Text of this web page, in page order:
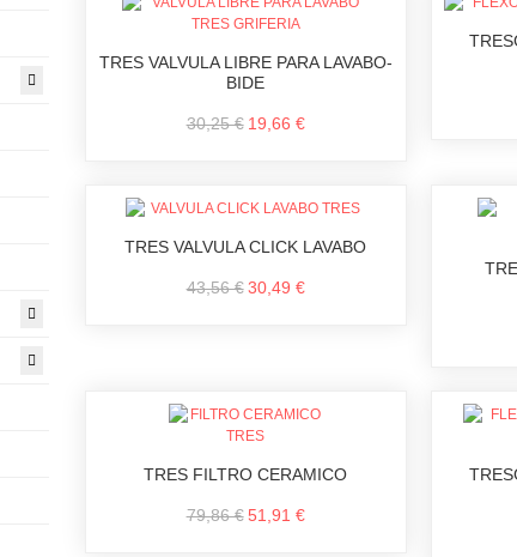
TRES VALVULA LIBRE PARA LAVABO-
BIDE
30,25 € 19,66 €
TRES VALVULA CLICK LAVABO
43,56 € 30,49 €
TRES FILTRO CERAMICO
79,86 € 51,91 €